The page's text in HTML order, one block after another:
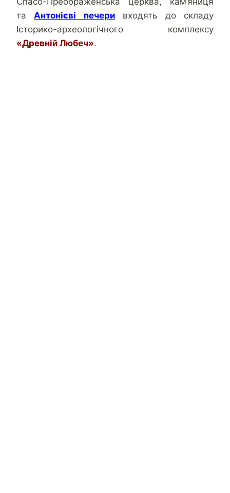
таАнтонієві печеривходять до складу
Історико-археологічного комплексу
«Древній Любеч».